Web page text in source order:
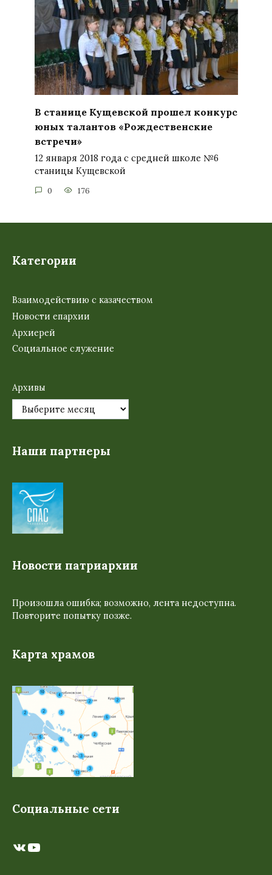
В станице Кущевской прошел конкурс
юных талантов «Рождественские
встречи»
12 января 2018 года с средней школе №6
станицы Кущевской
0 176
Категории
Взаимодействию с казачеством
Новости епархии
Архиерей
Социальное служение
Архивы
Наши партнеры
Новости патриархии
Произошла ошибка; возможно, лента недоступна.
Повторите попытку позже.
Карта храмов
Социальные сети
ВКонтакте
YouTube